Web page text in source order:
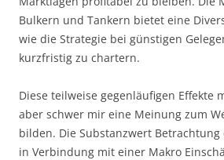
Bulkern und Tankern bietet eine
wie die Strategie bei günstigen
kurzfristig zu chartern.
Diese teilweise gegenläufigen Effekte
aber schwer mir eine Meinung zum
bilden. Die Substanzwert Betrachtung
in Verbindung mit einer Makro